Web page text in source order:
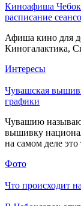
Киноафиша
расписание
Афиша кино для
Киногалактика,
Интересы
Чувашская
графики
Чувашию
вышивку
на самом деле это
Фото
Что происходит